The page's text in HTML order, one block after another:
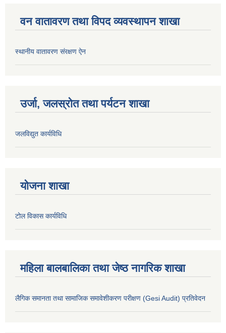
वन वातावरण तथा विपद व्यवस्थापन शाखा
स्थानीय वातावरण संरक्षण ऐन
उर्जा, जलस्रोत तथा पर्यटन शाखा
जलविद्युत कार्यविधि
योजना शाखा
टोल विकास कार्यविधि
महिला बालबालिका तथा जेष्ठ नागरिक शाखा
लैगिक समानता तथा सामाजिक समावेशीकरण परीक्षण (Gesi Audit) प्रतिवेदन